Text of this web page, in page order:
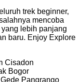
trek beginner,
mencoba
lebih panjang
baru. Enjoy Explore
Cisadon
Bogor
Pangrango